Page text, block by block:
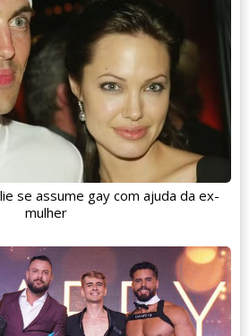
se assume gay com ajuda da ex-
mulher